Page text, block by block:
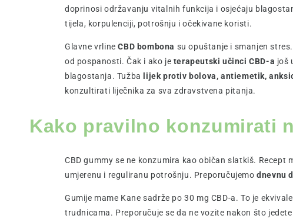
doprinosi održavanju vitalnih funkcija i osjećaju
tijela, korpulenciji, potrošnju i očekivane koristi.
Glavne vrlineCBD bombona su opuštanje i smanjen
od pospanosti. Čak i ako je terapeutski učinci CBD-a još
blagostanja. Tužba
lijek protiv bolova, antiemetik,
konzultirati liječnika za sva zdravstvena pitanja.
Kako pravilno konzumirati
CBD gummy se ne konzumira kao običan slatkiš.
umjerenu i reguliranu potrošnju. Preporučujemo dnevnu
Gumije mame Kane sadrže po 30 mg CBD-a. To je
trudnicama. Preporučuje se da ne vozite nakon što